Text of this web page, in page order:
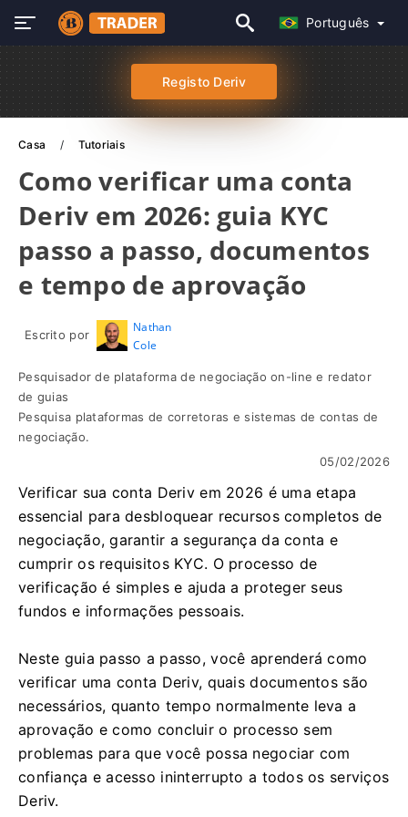
Português
Registo Deriv
Casa Tutoriais
Como verificar uma conta
Deriv em 2026: guia KYC
passo a passo, documentos
e tempo de aprovação
Escrito por
Nathan
Cole
Pesquisador de plataforma de negociação on-line e redator
de guias
Pesquisa plataformas de corretoras e sistemas de contas de
negociação.
05/02/2026
Verificar sua conta Deriv em 2026 é uma etapa
essencial para desbloquear recursos completos de
negociação, garantir a segurança da conta e
cumprir os requisitos KYC. O processo de
verificação é simples e ajuda a proteger seus
fundos e informações pessoais.
Neste guia passo a passo, você aprenderá como
verificar uma conta Deriv, quais documentos são
necessários, quanto tempo normalmente leva a
aprovação e como concluir o processo sem
problemas para que você possa negociar com
confiança e acesso ininterrupto a todos os serviços
Deriv.